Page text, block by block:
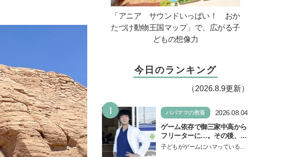
「アニア サウンドいっぱい！ おか
たづけ動物王国マップ」で、広がる子
どもの想像力
今日のランキング
（2026.8.9更新）
1 パパママの教養
2026.08.04
ゲーム依存で御三家中高から
フリーターに…。その後、医
学部へ逆転合格した現役医師
子どもがゲームにハマっている